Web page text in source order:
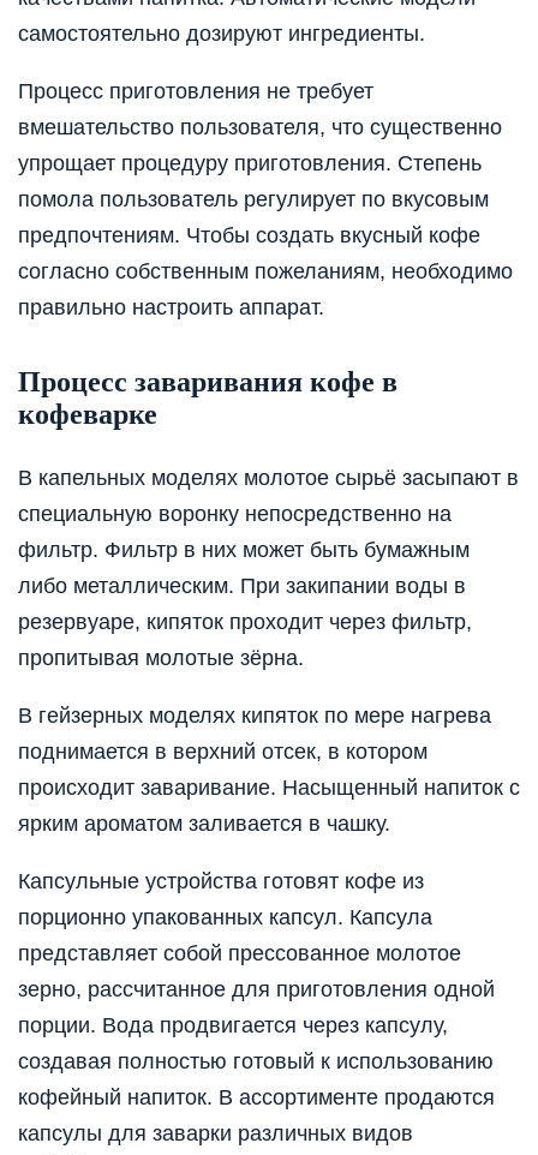
самостоятельно дозируют ингредиенты.
Процесс приготовления не требует
вмешательство пользователя, что существенно
упрощает процедуру приготовления. Степень
помола пользователь регулирует по вкусовым
предпочтениям. Чтобы создать вкусный кофе
согласно собственным пожеланиям, необходимо
правильно настроить аппарат.
Процесс заваривания кофе в
кофеварке
В капельных моделях молотое сырьё засыпают в
специальную воронку непосредственно на
фильтр. Фильтр в них может быть бумажным
либо металлическим. При закипании воды в
резервуаре, кипяток проходит через фильтр,
пропитывая молотые зёрна.
В гейзерных моделях кипяток по мере нагрева
поднимается в верхний отсек, в котором
происходит заваривание. Насыщенный напиток с
ярким ароматом заливается в чашку.
Капсульные устройства готовят кофе из
порционно упакованных капсул. Капсула
представляет собой прессованное молотое
зерно, рассчитанное для приготовления одной
порции. Вода продвигается через капсулу,
создавая полностью готовый к использованию
кофейный напиток. В ассортименте продаются
капсулы для заварки различных видов